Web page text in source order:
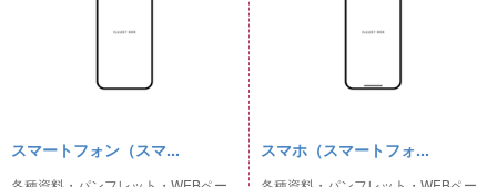
スマートフォン（スマ... スマホ（スマートフォ...